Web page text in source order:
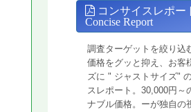
コンサイスレポー
Concise Report
調査ターゲットを絞り込
価格をグッと抑え、お客
ズに " ジャストサイズ"
スレポート。30,000円～
ナブル価格。ーが独自の